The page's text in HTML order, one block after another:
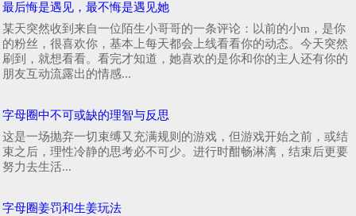
最后悔是遇见，最不悔是遇见她
某天突然收到来自一位陌生小哥哥的一条评论：以前的小m，是你
的粉丝，很喜欢你，基本上每天都会上线看看你的动态。今天突然
刷到，就想看看。看完才知道，她喜欢的是你和你的主人还有你的
朋友互动流露出的情感...
字母圈中不可或缺的理智与反思
这是一场抛弃一切束缚又充满规则的游戏，但游戏开始之前，或结
束之后，理性冷静的思考必不可少。进行时酣畅淋漓，结束后更要
努力去生活...
字母圈姜罚和生姜玩法